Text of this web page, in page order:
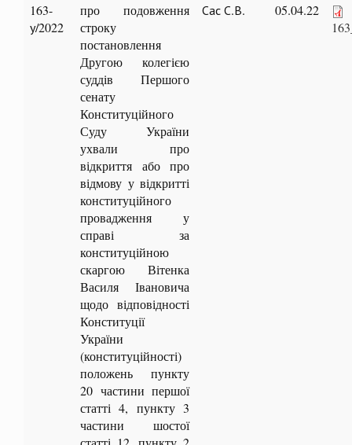
163-
у/2022
про подовження
строку
постановлення
Другою колегією
суддів Першого
сенату
Конституційного
Суду України
ухвали про
відкриття або про
відмову у відкритті
конституційного
провадження у
справі за
конституційною
скаргою Вітенка
Василя Івановича
щодо відповідності
Конституції
України
(конституційності)
положень пункту
20 частини першої
статті 4, пункту 3
частини шостої
Сас С.В.
05.04.22